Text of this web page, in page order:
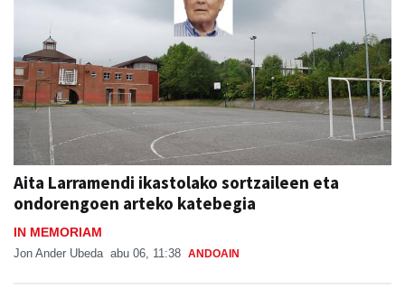
Aita Larramendi ikastolako sortzaileen eta
ondorengoen arteko katebegia
IN MEMORIAM
Jon Ander Ubeda abu 06, 11:38 ANDOAIN